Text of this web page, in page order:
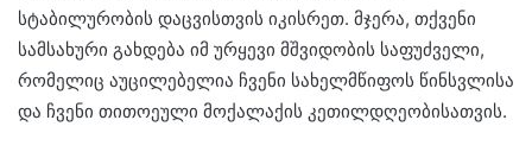
სტაბილურობის დაცვისთვის იკისრეთ. მჯერა, თქვენი
სამსახური გახდება იმ ურყევი მშვიდობის საფუძველი,
რომელიც აუცილებელია ჩვენი სახელმწიფოს წინსვლისა
და ჩვენი თითოეული მოქალაქის კეთილდღეობისათვის.